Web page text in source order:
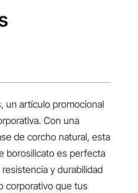
un artículo promocional
Con una
de corcho natural, esta
borosilicato es perfecta
y durabilidad
corporativo que tus